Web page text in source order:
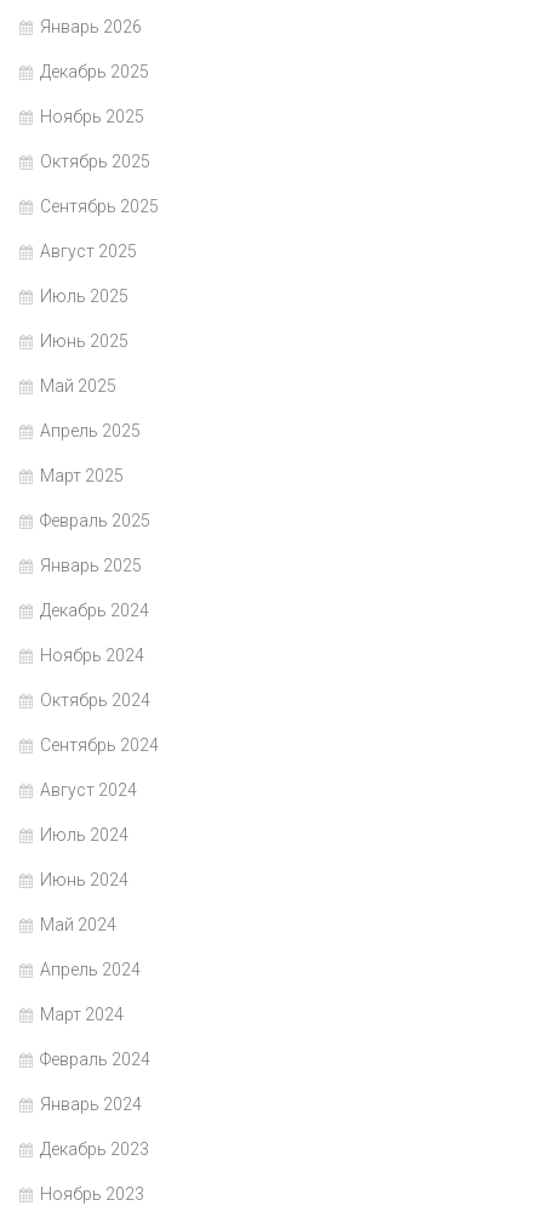
Январь 2026
Декабрь 2025
Ноябрь 2025
Октябрь 2025
Сентябрь 2025
Август 2025
Июль 2025
Июнь 2025
Май 2025
Апрель 2025
Март 2025
Февраль 2025
Январь 2025
Декабрь 2024
Ноябрь 2024
Октябрь 2024
Сентябрь 2024
Август 2024
Июль 2024
Июнь 2024
Май 2024
Апрель 2024
Март 2024
Февраль 2024
Январь 2024
Декабрь 2023
Ноябрь 2023